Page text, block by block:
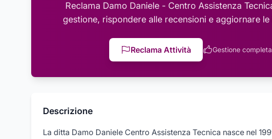
Reclama Damo Daniele - Centro Assistenza
gestione, rispondere alle recensioni e aggiornare
Reclama Attività Gestione completa
Descrizione
La ditta Damo Daniele Centro Assistenza Tecnica nasce nel